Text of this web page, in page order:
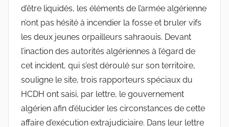
d’être liquidés, les éléments de l’armée algérienne
n’ont pas hésité à incendier la fosse et bruler vifs
les deux jeunes orpailleurs sahraouis. Devant
l’inaction des autorités algériennes à l’égard de
cet incident, qui s’est déroulé sur son territoire,
souligne le site, trois rapporteurs spéciaux du
HCDH ont saisi, par lettre, le gouvernement
algérien afin d’élucider les circonstances de cette
affaire d’exécution extrajudiciaire. Dans leur lettre